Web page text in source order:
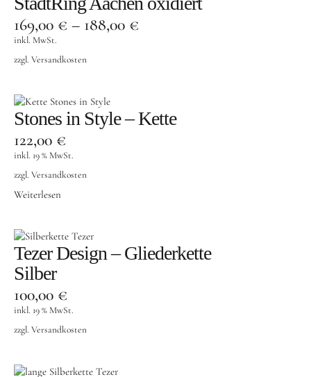
169,00 € – 188,00 €
inkl. MwSt.
zzgl. Versandkosten
Stones in Style – Kette
122,00 €
inkl. 19 % MwSt.
zzgl. Versandkosten
Weiterlesen
Tezer Design – Gliederkette
Silber
100,00 €
inkl. 19 % MwSt.
zzgl. Versandkosten